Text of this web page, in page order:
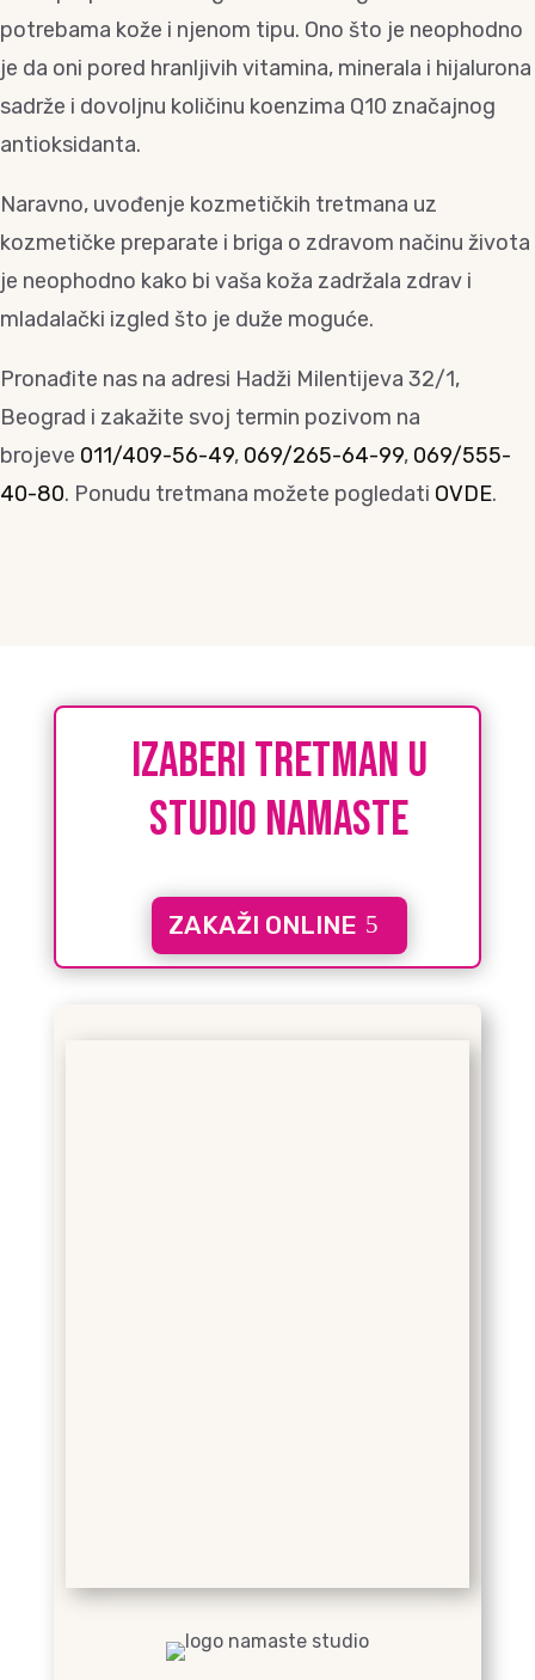
potrebama kože i njenom tipu. Ono što je neophodno
je da oni pored hranljivih vitamina, minerala i hijalurona
sadrže i dovoljnu količinu koenzima Q10 značajnog
antioksidanta.
Naravno, uvođenje kozmetičkih tretmana uz
kozmetičke preparate i briga o zdravom načinu života
je neophodno kako bi vaša koža zadržala zdrav i
mladalački izgled što je duže moguće.
Pronađite nas na adresi Hadži Milentijeva 32/1,
Beograd i zakažite svoj termin pozivom na
brojeve 011/409-56-49, 069/265-64-99, 069/555-
40-80. Ponudu tretmana možete pogledati OVDE.
IZABERI tretman u
studio namaste
ZAKAŽI ONLINE